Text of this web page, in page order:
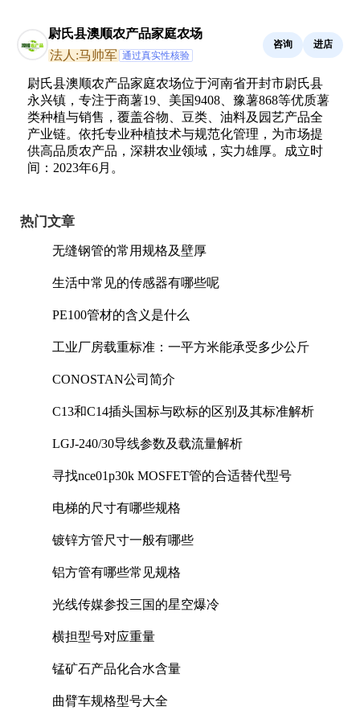
尉氏县澳顺农产品家庭农场
法人:马帅军 通过真实性核验
咨询 进店
尉氏县澳顺农产品家庭农场位于河南省开封市尉氏县
永兴镇，专注于商薯19、美国9408、豫薯868等优质薯
类种植与销售，覆盖谷物、豆类、油料及园艺产品全
产业链。依托专业种植技术与规范化管理，为市场提
供高品质农产品，深耕农业领域，实力雄厚。成立时
间：2023年6月。
热门文章
无缝钢管的常用规格及壁厚
生活中常见的传感器有哪些呢
PE100管材的含义是什么
工业厂房载重标准：一平方米能承受多少公斤
CONOSTAN公司简介
C13和C14插头国标与欧标的区别及其标准解析
LGJ-240/30导线参数及载流量解析
寻找nce01p30k MOSFET管的合适替代型号
电梯的尺寸有哪些规格
镀锌方管尺寸一般有哪些
铝方管有哪些常见规格
光线传媒参投三国的星空爆冷
横担型号对应重量
锰矿石产品化合水含量
曲臂车规格型号大全